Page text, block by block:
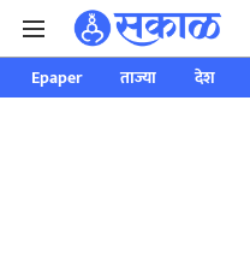
Epaper ताज्या देश